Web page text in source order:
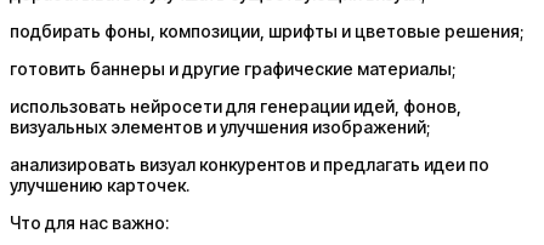
подбирать фоны, композиции, шрифты и цветовые решения;
готовить баннеры и другие графические материалы;
использовать нейросети для генерации идей, фонов,
визуальных элементов и улучшения изображений;
анализировать визуал конкурентов и предлагать идеи по
улучшению карточек.
Что для нас важно: